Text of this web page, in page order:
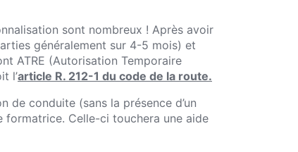
sont nombreux ! Après avoir
généralement sur 4-5 mois) et
ATRE (Autorisation Temporaire
l’article R. 212-1 du code de la route.
conduite (sans la présence d’un
formatrice. Celle-ci touchera une aide